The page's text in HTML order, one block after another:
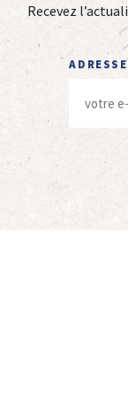
Recevez